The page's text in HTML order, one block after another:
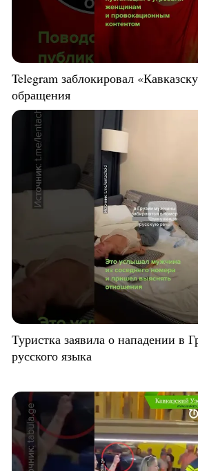
Telegram заблокировал
обращения
Туристка заявила о нападении в
русского языка